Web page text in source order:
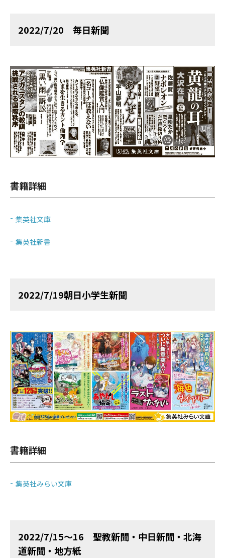
2022/7/20 毎日新聞
書籍詳細
集英社文庫
集英社新書
2022/7/19朝日小学生新聞
書籍詳細
集英社みらい文庫
2022/7/15～16 聖教新聞・中日新聞・北海
道新聞・地方紙